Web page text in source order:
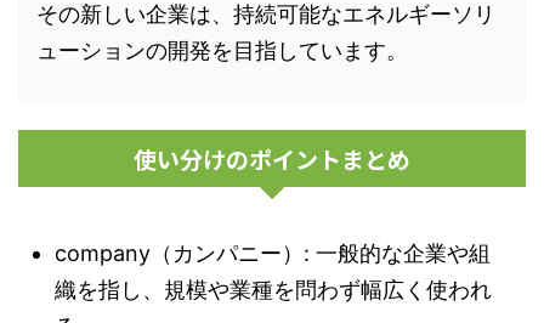
その新しい企業は、持続可能なエネルギーソリ
ューションの開発を目指しています。
使い分けのポイントまとめ
company（カンパニー）: 一般的な企業や組
織を指し、規模や業種を問わず幅広く使われ